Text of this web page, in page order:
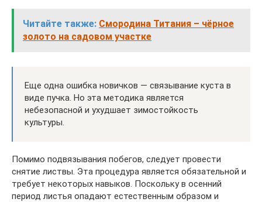
Читайте также: Смородина Титания – чёрное
золото на садовом участке
Еще одна ошибка новичков — связывание куста в
виде пучка. Но эта методика является
небезопасной и ухудшает зимостойкость
культуры.
Помимо подвязывания побегов, следует провести
снятие листвы. Эта процедура является обязательной и
требует некоторых навыков. Поскольку в осенний
период листья опадают естественным образом и